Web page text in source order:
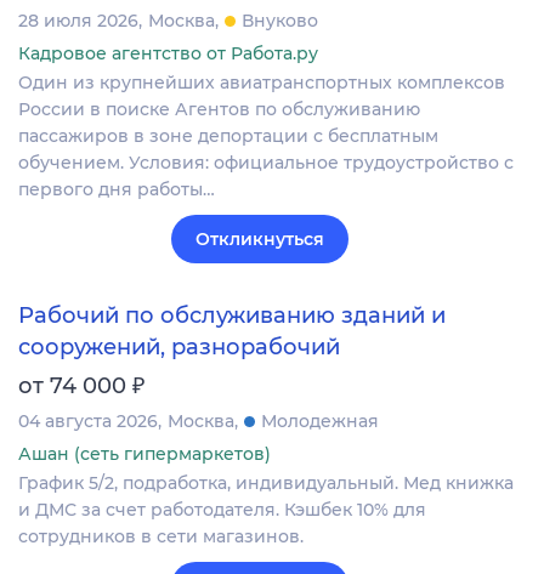
28 июля 2026 Москва
Внуково
Кадровое агентство от Работа.ру
Один из крупнейших авиатранспортных комплексов
России в поиске Агентов по обслуживанию
пассажиров в зоне депортации с бесплатным
обучением. Условия: официальное трудоустройство с
первого дня работы…
Откликнуться
Рабочий по обслуживанию зданий и
сооружений, разнорабочий
от 74 000 ₽
04 августа 2026 Москва
Молодежная
Ашан (сеть гипермаркетов)
График 5/2, подработка, индивидуальный. Мед книжка
и ДМС за счет работодателя. Кэшбек 10% для
сотрудников в сети магазинов.